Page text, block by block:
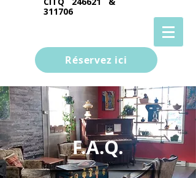
311706
Réservez ici
F.A.Q.